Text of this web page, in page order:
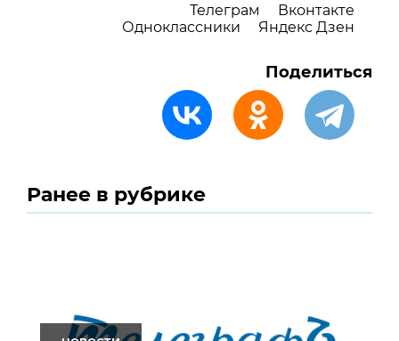
Телеграм
Вконтакте
Одноклассники
Яндекс Дзен
Поделиться
Ранее в рубрике